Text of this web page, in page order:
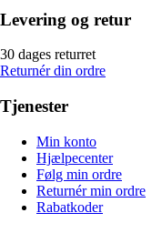
Levering og retur
30 dages returret
Returnér din ordre
Tjenester
Min konto
Hjælpecenter
Følg min ordre
Returnér min ordre
Rabatkoder